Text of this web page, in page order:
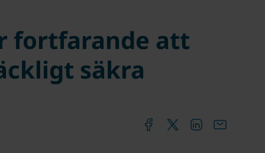
fortfarande att
säkra